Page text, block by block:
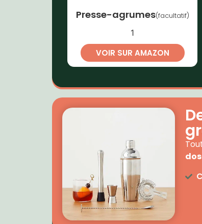
Presse-agrumes(facultatif)
1
VOIR SUR AMAZON